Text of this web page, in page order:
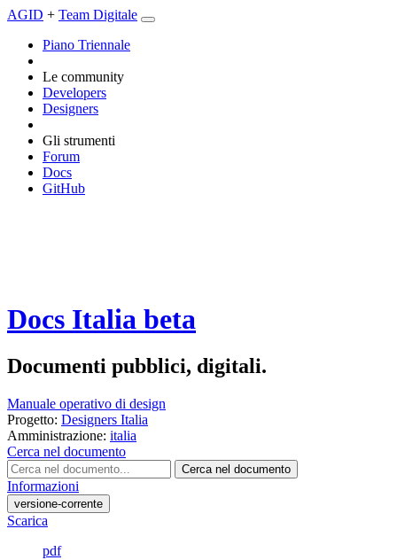
AGID + Team Digitale
Piano Triennale
Le community
Developers
Designers
Gli strumenti
Forum
Docs
GitHub
Docs Italia beta
Documenti pubblici, digitali.
Manuale operativo di design
Progetto: Designers Italia
Amministrazione: italia
Cerca nel documento
Cerca nel documento
Informazioni
versione-corrente
Scarica
pdf